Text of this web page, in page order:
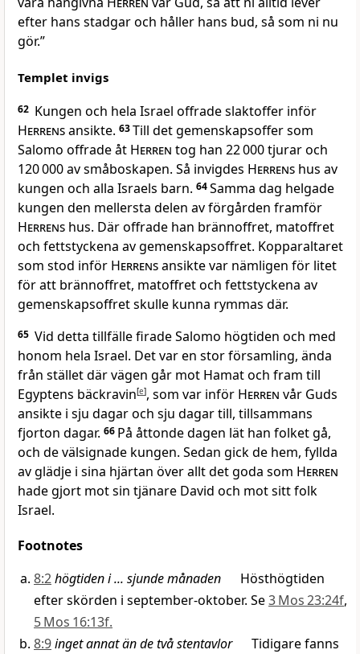
efter hans stadgar och håller hans bud, så som ni nu
gör.”
Templet invigs
62 Kungen och hela Israel offrade slaktoffer inför
Herrensansikte. 63Till det gemenskapsoffer som
Salomo offrade åt Herren tog han 22 000 tjurar och
120 000 av småboskapen. Så invigdes Herrens hus av
kungen och alla Israels barn. 64Samma dag helgade
kungen den mellersta delen av förgården framför
Herrens hus. Där offrade han brännoffret, matoffret
och fettstyckena av gemenskapsoffret. Kopparaltaret
som stod inför Herrensansikte var nämligen för litet
för att brännoffret, matoffret och fettstyckena av
gemenskapsoffret skulle kunna rymmas där.
65 Vid detta tillfälle firade Salomo högtiden och med
honom hela Israel. Det var en stor församling, ända
från stället där vägen går mot Hamat och fram till
Egyptens bäckravin[e], som var inför Herren vår Guds
ansikte i sju dagar och sju dagar till, tillsammans
fjorton dagar. 66 På åttonde dagen lät han folket gå,
och de välsignade kungen. Sedan gick de hem, fyllda
av glädje i sina hjärtan över allt det goda som Herren
hade gjort mot sin tjänare David och mot sitt folk
Israel.
Footnotes
8:2högtiden i ... sjunde månaden Hösthögtiden
efter skörden i september-oktober. Se3 Mos 23:24f,
5 Mos 16:13f.
8:9inget annat än de två stentavlorTidigare fanns